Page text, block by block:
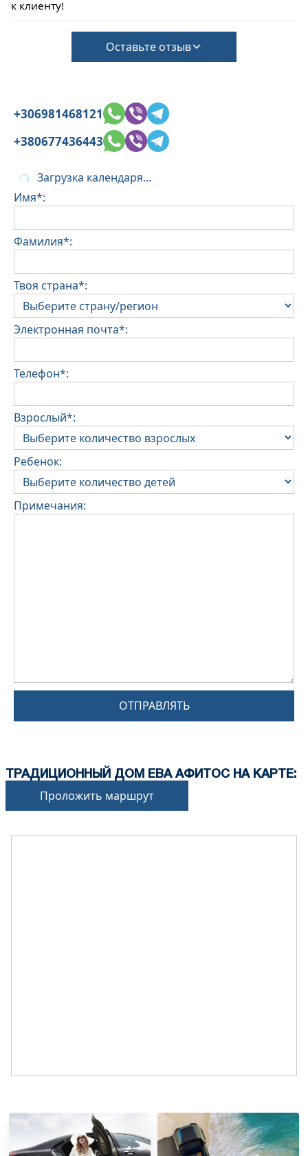
к клиенту!
Оставьте отзыв
+306981468121
+380677436443
Загрузка календаря...
Имя*:
Фамилия*:
Твоя страна*:
Электронная почта*:
Телефон*:
Взрослый*:
Ребенок:
Примечания:
ОТПРАВЛЯТЬ
ТРАДИЦИОННЫЙ ДОМ ЕВА АФИТОС НА КАРТЕ:
Проложить маршрут